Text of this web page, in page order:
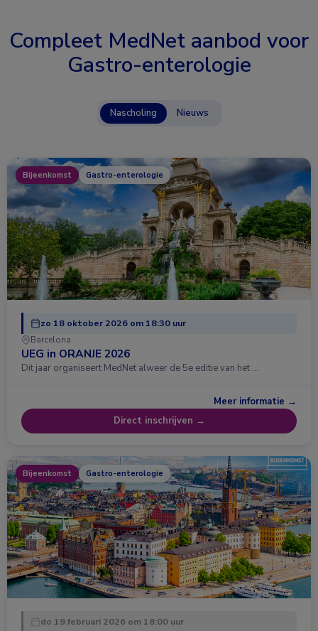
Compleet MedNet aanbod voor
Gastro-enterologie
Nascholing Nieuws
Bijeenkomst Gastro-enterologie
zo 18 oktober 2026 om 18:30 uur
Barcelona
UEG in ORANJE 2026
Dit jaar organiseert MedNet alweer de 5e editie van het …
Meer informatie →
Direct inschrijven →
Bijeenkomst Gastro-enterologie
do 19 februari 2026 om 18:00 uur